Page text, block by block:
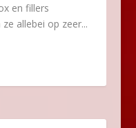
en fillers
allebei op zeer...